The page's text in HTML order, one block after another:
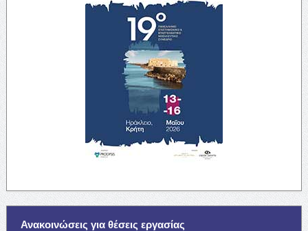
Ανακοινώσεις για θέσεις εργασίας